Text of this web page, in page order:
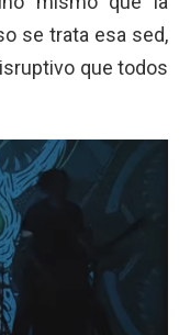
se trata esa sed,
que todos